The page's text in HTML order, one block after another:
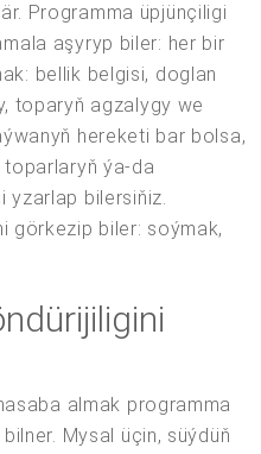
Programma üpjünçiligi
aşyryp biler: her bir
bellik belgisi, doglan
toparyň agzalygy we
hereketi bar bolsa,
ýa-da
yzarlap bilersiňiz.
görkezip biler: soýmak,
almak programma
Mysal üçin, süýdüň